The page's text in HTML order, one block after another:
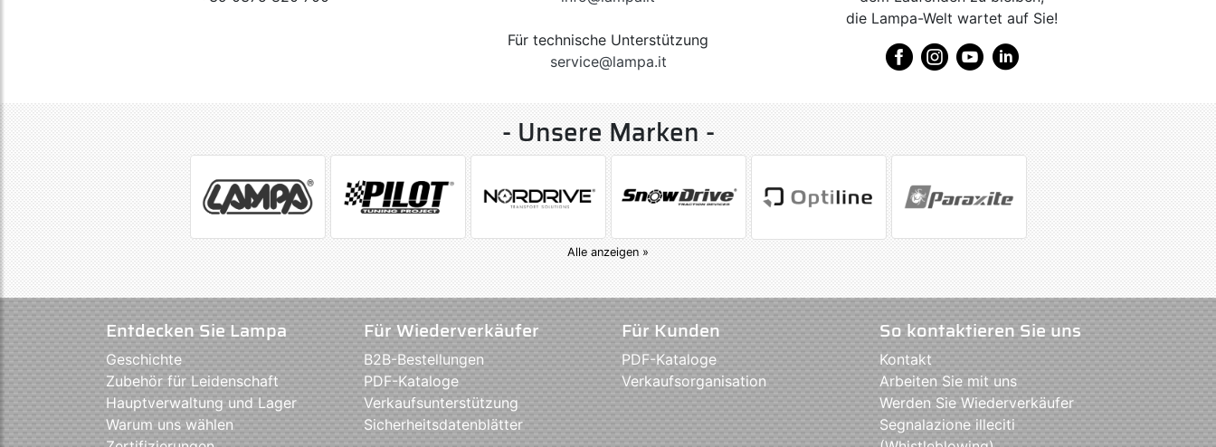
Für technische Unterstützung
service@lampa.it
die Lampa-Welt wartet auf Sie!
- Unsere Marken -
Alle anzeigen »
Entdecken Sie Lampa
Geschichte
Zubehör für Leidenschaft
Hauptverwaltung und Lager
Warum uns wählen
Für Wiederverkäufer
B2B-Bestellungen
PDF-Kataloge
Verkaufsunterstützung
Sicherheitsdatenblätter
Für Kunden
PDF-Kataloge
Verkaufsorganisation
So kontaktieren Sie uns
Kontakt
Arbeiten Sie mit uns
Werden Sie Wiederverkäufer
Segnalazione illeciti